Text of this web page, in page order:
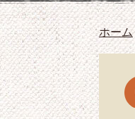
ホーム